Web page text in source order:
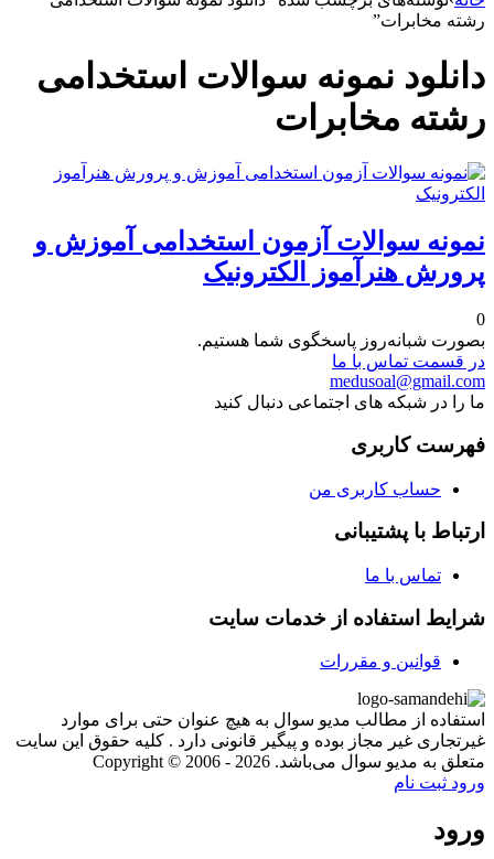
رشته مخابرات”
دانلود نمونه سوالات استخدامی
رشته مخابرات
نمونه سوالات آزمون استخدامی آموزش و
پرورش هنرآموز الکترونیک
0
بصورت شبانه‌روز پاسخگوی شما هستیم.
در قسمت تماس با ما
medusoal@gmail.com
ما را در شبکه های اجتماعی دنبال کنید
فهرست کاربری
حساب کاربری من
ارتباط با پشتیبانی
تماس با ما
شرایط استفاده از خدمات سایت
قوانین و مقررات
استفاده از مطالب مدیو سوال به هیچ عنوان حتی برای موارد
غیرتجاری غیر مجاز بوده و پیگیر قانونی دارد . کلیه حقوق این سایت
متعلق به مدیو سوال می‌باشد. Copyright © 2006 - 2026
ورود ثبت نام
ورود